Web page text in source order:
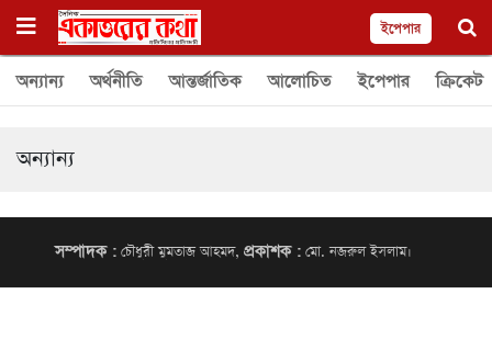
ইপেপার
অন্যান্য অর্থনীতি আন্তর্জাতিক আলোচিত ইপেপার ক্রিকেট
অন্যান্য
সম্পাদক :চৌধুরী মুমতাজ আহমদ, প্রকাশক :মো. নজরুল ইসলাম।